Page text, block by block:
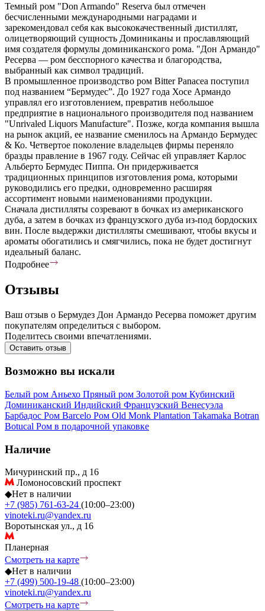
Темный ром "Don Armando" Reserva был отмечен
бесчисленными международными наградами и
зарекомендовал себя как высококачественный дистиллят,
олицетворяющий сущность Доминиканы и прославляющий
имя создателя формулы доминиканского рома. "Дон Армандо"
Ресерва — ром бесспорного качества и благородства,
выбранный как символ традиций.
В промышленное производство ром Bitter Panacea поступил
под названием “Бермудес”. До 1927 года Хосе Армандо
управлял его изготовлением, превратив небольшое
предприятие в национального производителя под названием
"Unrivaled Liquors Manufacture". Позже, когда компания вышла
на рынок акций, ее название сменилось на Армандо Бермудес
& Ко. Четвертое поколение владельцев фирмы переняло
бразды правление в 1967 году. Сейчас ей управляет Карлос
Альберто Бермудес Пиппа. Он придерживается
традиционных принципов изготовления рома, которыми
руководились его предки, одновременно расширяя
ассортимент новыми наименованиями продукции.
Сначала дистилляты созревают в бочках из американского
дуба, а затем в бочках из французского дуба из-под бордоских
вин. После выдержки дистилляты смешивают, чтобы вкусы и
ароматы обогатились и смягчились, пока не будет достигнут
идеальный баланс.
Подробнее
Отзывы
Ваш отзыв о Бермудез Дон Армандо Ресерва поможет другим
покупателям определиться с выбором.
Поделитесь своими впечатлениями.
Оставить отзыв
Возможно вы искали
Белый ром Аньехо Пряный ром Золотой ром Кубинский
Доминиканский Индийский Французский Венесуэла
Барбадос Ром Barcelo Ром Old Monk Plantation Takamaka Botran
Botucal Ром в подарочной упаковке
Наличие
Мичуринский пр., д 16
Ломоносовский проспект
◆Нет в наличии
+7 (985) 761-63-24 (10:00–23:00)
vinoteki.ru@yandex.ru
Воротынская ул., д 16
Планерная
Смотреть на карте
◆Нет в наличии
+7 (499) 500-19-48 (10:00–23:00)
vinoteki.ru@yandex.ru
Смотреть на карте